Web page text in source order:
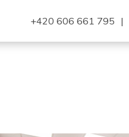
+420 606 661 795 |